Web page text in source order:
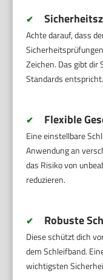
✔
Achte darauf, dass
Zeichen. Das gibt dir
Standards entspricht.
✔ Flexible
Eine einstellbare
Anwendung an
das Risiko von
reduzieren.
✔ Robuste
Diese schützt dich
dem Schleifband.
wichtigsten